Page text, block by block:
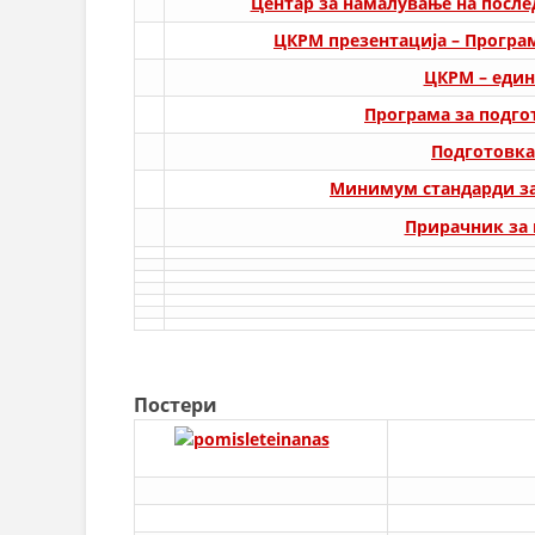
ЦКРМ презентација –
ЦКРМ –
Програма за
Минимум стандарди
Прирачник за
Постери